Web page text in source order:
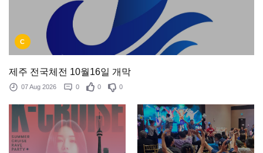
C
제주 전국체전 10월16일 개막
07 Aug 2026 0 0 0